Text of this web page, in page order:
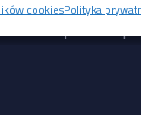
cookiesPolityka
po